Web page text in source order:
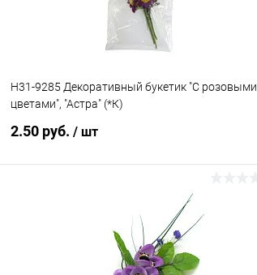
H31-9285 Декоративный букетик "С розовыми
цветами", "Астра" (*К)
2.50 руб. / шт
К сравнению
Под заказ